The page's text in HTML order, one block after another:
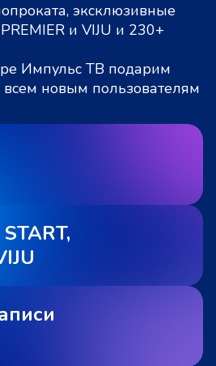
эксклюзивные
и VIJU и 230+
Импульс ТВ подарим
всем новым пользователям